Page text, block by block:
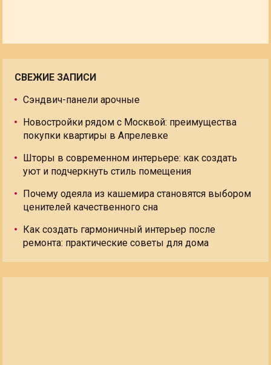
СВЕЖИЕ ЗАПИСИ
Сэндвич-панели арочные
Новостройки рядом с Москвой: преимущества
покупки квартиры в Апрелевке
Шторы в современном интерьере: как создать
уют и подчеркнуть стиль помещения
Почему одеяла из кашемира становятся выбором
ценителей качественного сна
Как создать гармоничный интерьер после
ремонта: практические советы для дома